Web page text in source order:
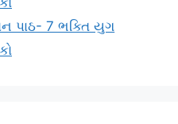
પાઠ- 7 ભક્તિ યુગ